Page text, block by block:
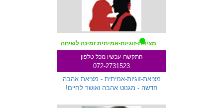
מציאת-זוגיות-אמיתית זמינה לשיחה
התקשרו עכשיו מכל טלפון
072-2731523
מציאת-זוגיות-אמיתית - מציאת אהבה
חדשה - מגנוט אהבה ואושר לחיים!